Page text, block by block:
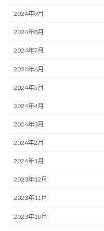
2024年9月
2024年8月
2024年7月
2024年6月
2024年5月
2024年4月
2024年3月
2024年2月
2024年1月
2023年12月
2023年11月
2023年10月